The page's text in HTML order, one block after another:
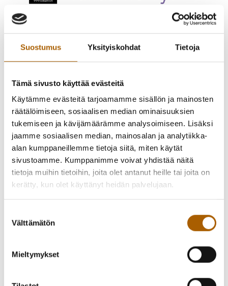
Suostumus Yksityiskohdat Tietoja
Tämä sivusto käyttää evästeitä
Käytämme evästeitä tarjoamamme sisällön ja mainosten
räätälöimiseen, sosiaalisen median ominaisuuksien
tukemiseen ja kävijämäärämme analysoimiseen. Lisäksi
jaamme sosiaalisen median, mainosalan ja analytiikka-
alan kumppaneillemme tietoja siitä, miten käytät
sivustoamme. Kumppanimme voivat yhdistää näitä
tietoja muihin tietoihin, joita olet antanut heille tai joita on
kerätty, kun olet käyttänyt heidän palvelujaan.
valinta
Välttämätön
Mieltymykset